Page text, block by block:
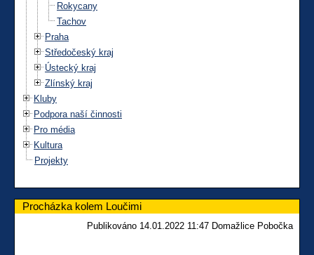
Rokycany
Tachov
Praha
Středočeský kraj
Ústecký kraj
Zlínský kraj
Kluby
Podpora naší činnosti
Pro média
Kultura
Projekty
Procházka kolem Loučimi
Publikováno 14.01.2022 11:47 Domažlice Pobočka